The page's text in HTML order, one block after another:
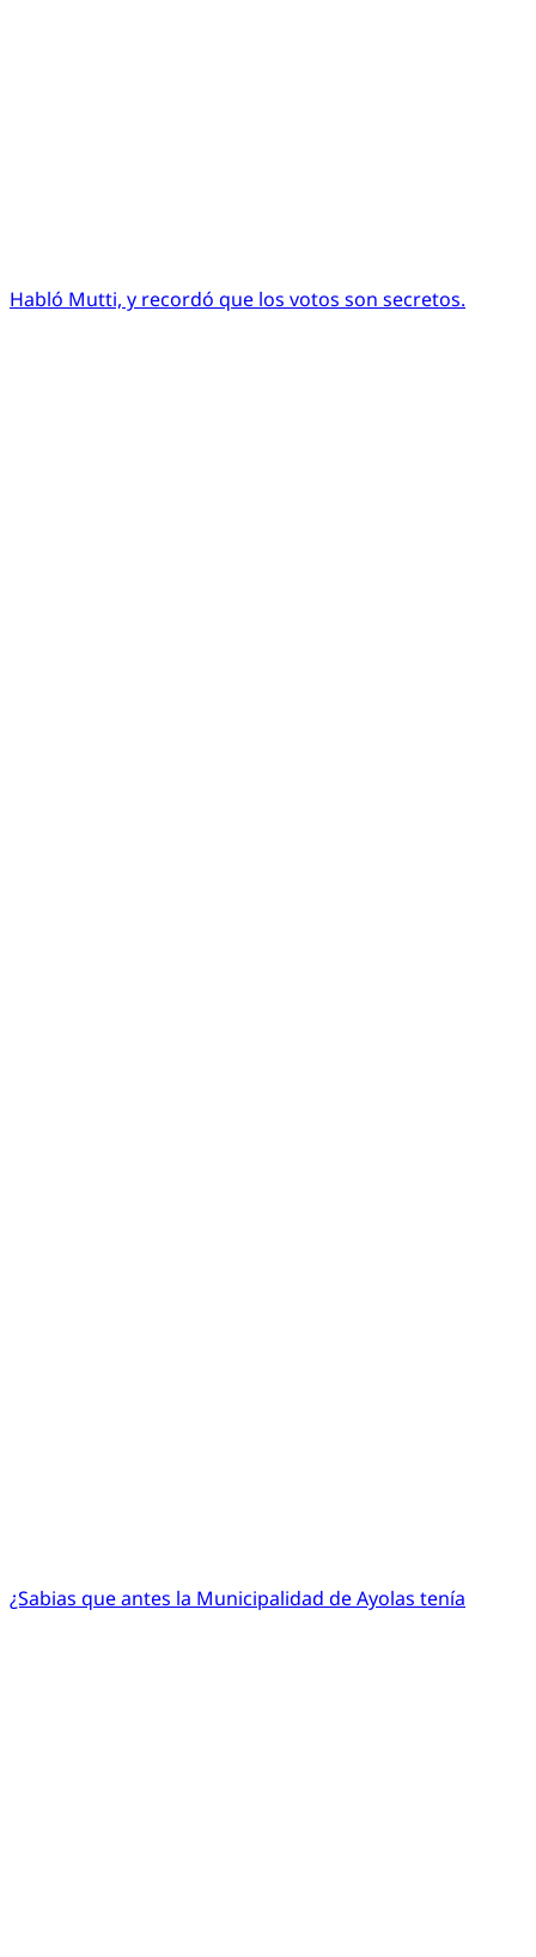
Habló Mutti, y recordó que los votos son secretos.
¿Sabias que antes la Municipalidad de Ayolas tenía